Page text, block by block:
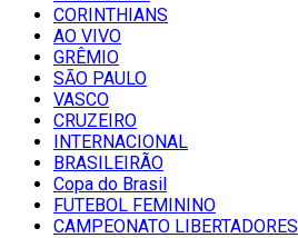
CORINTHIANS
AO VIVO
GRÊMIO
SĀO PAULO
VASCO
CRUZEIRO
INTERNACIONAL
BRASILEIRÃO
Copa do Brasil
FUTEBOL FEMININO
CAMPEONATO LIBERTADORES